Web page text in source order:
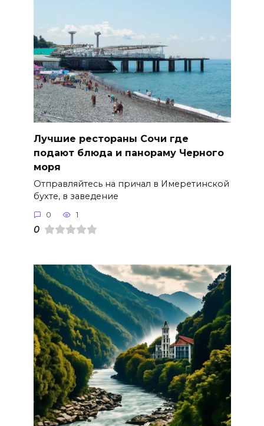
Лучшие рестораны Сочи где
подают блюда и панораму Черного
моря
Отправляйтесь на причал в Имеретинской
бухте, в заведение
0 1
0